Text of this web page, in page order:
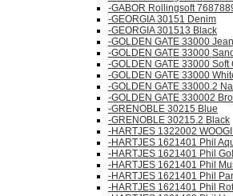
-GABOR Rollingsoft
-GEORGIA 30151 Denim
-GEORGIA 301513 Black
-GOLDEN GATE 33000
-GOLDEN GATE 33000
-GOLDEN GATE 33000 Soft
-GOLDEN GATE 33000
-GOLDEN GATE 33000.2
-GOLDEN GATE 330002
-GRENOBLE 30215 Blue
-GRENOBLE 30215.2 Black
-HARTJES 1322002
-HARTJES 1621401 Phil
-HARTJES 1621401 Phil
-HARTJES 1621401 Phil
-HARTJES 1621401 Phil
-HARTJES 1621401 Phil Rot